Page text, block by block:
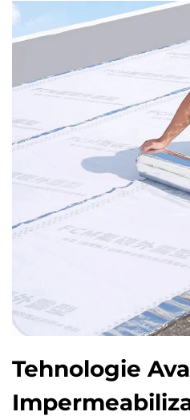
Tehnologie